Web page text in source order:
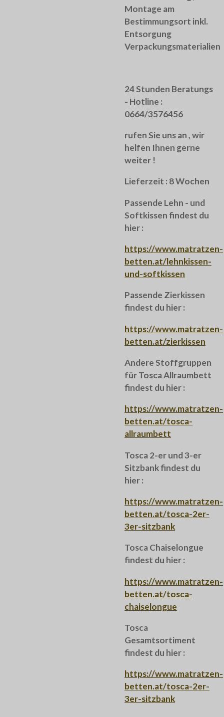
Montage am
Bestimmungsort inkl.
Entsorgung
Verpackungsmaterialien
24 Stunden Beratungs
- Hotline :
0664/3576456
rufen Sie uns an , wir
helfen Ihnen gerne
weiter !
Lieferzeit : 8 Wochen
Passende Lehn - und
Softkissen findest du
hier :
https://www.matratzen-
betten.at/lehnkissen-
und-softkissen
Passende Zierkissen
findest du hier :
https://www.matratzen-
betten.at/zierkissen
Andere Stoffgruppen
für Tosca Allraumbett
findest du hier :
https://www.matratzen-
betten.at/tosca-
allraumbett
Tosca 2-er und 3-er
Sitzbank findest du
hier :
https://www.matratzen-
betten.at/tosca-2er-
3er-sitzbank
Tosca Chaiselongue
findest du hier :
https://www.matratzen-
betten.at/tosca-
chaiselongue
Tosca
Gesamtsortiment
findest du hier :
https://www.matratzen-
betten.at/tosca-2er-
3er-sitzbank